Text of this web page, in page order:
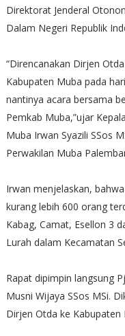
Direktorat Jenderal
Dalam Negeri Republik
“Direncanakan Dirjen
Kabupaten Muba pada
nantinya acara bersama
Pemkab Muba,”ujar
Muba Irwan Syazili SSos
Perwakilan Muba
Irwan menjelaskan,
kurang lebih 600 orang
Kabag, Camat, Esellon 3
Lurah dalam Kecamatan
Rapat dipimpin langsung
Musni Wijaya SSos MSi.
Dirjen Otda ke Kabupaten